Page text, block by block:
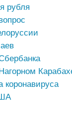
рубля
коронавируса